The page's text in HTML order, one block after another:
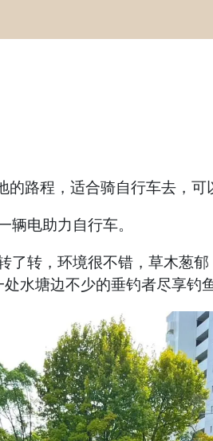
路程，适合骑自行车去，可
电助力自行车。
转，环境很不错，草木葱
水塘边不少的垂钓者尽享钓鱼